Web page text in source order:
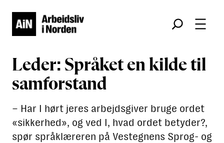
Søk
Leder: Språket en kilde til
samforstand
– Har I hørt jeres arbejdsgiver bruge ordet
«sikkerhed», og ved I, hvad ordet betyder?,
spør språklæreren på Vestegnens Sprog- og